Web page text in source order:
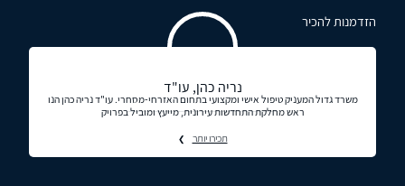
הזדמנות להכיר
נריה כהן, עו"ד
משרד גדול המעניק טיפול אישי ומקצועי בתחום האזרחי-מסחרי. עו"ד נריה כהן הנו
ראש מחלקת התחדשות עירונית, מייעץ ומוביל בפרויק
תכירו יותר